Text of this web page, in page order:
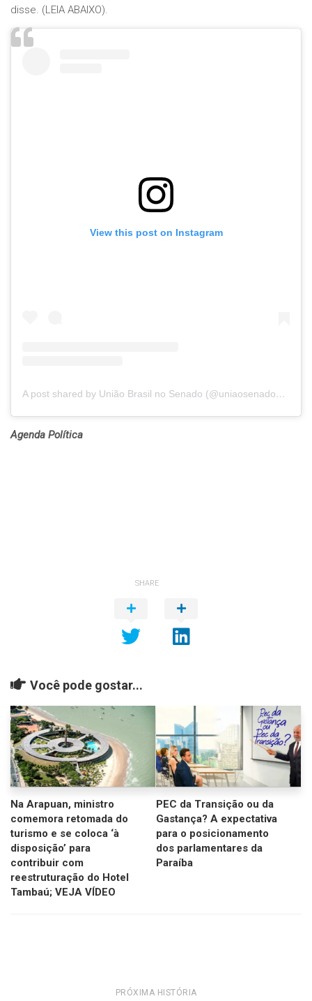
disse. (LEIA ABAIXO).
View this post on Instagram
A post shared by União Brasil no Senado (@uniaosenado44)
Agenda Política
SHARE
Você pode gostar...
Na Arapuan, ministro
comemora retomada do
turismo e se coloca ‘à
disposição’ para
contribuir com
reestruturação do Hotel
Tambaú; VEJA VÍDEO
PEC da Transição ou da
Gastança? A expectativa
para o posicionamento
dos parlamentares da
Paraíba
PRÓXIMA HISTÓRIA